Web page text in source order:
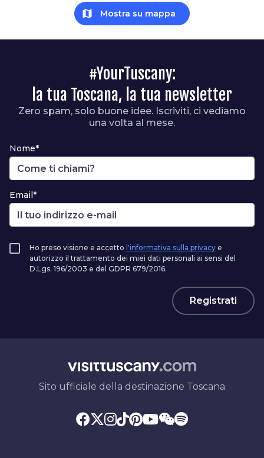
map Mostra su mappa
#YourTuscany:
la tua Toscana, la tua newsletter
Zero spam, solo buone idee. Iscriviti, ci vediamo
una volta al mese.
Nome*
Email*
Ho preso visione e accetto l'informativa sulla privacy e
autorizzo il trattamento dei miei dati personali ai sensi del
D.Lgs. 196/2003 e del GDPR 679/2016.
Registrati
Sito ufficiale della destinazione Toscana